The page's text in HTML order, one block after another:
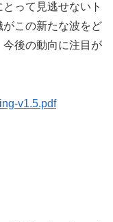
って見逃せないト
がこの新たな波をど
後の動向に注目が
v1.5.pdf